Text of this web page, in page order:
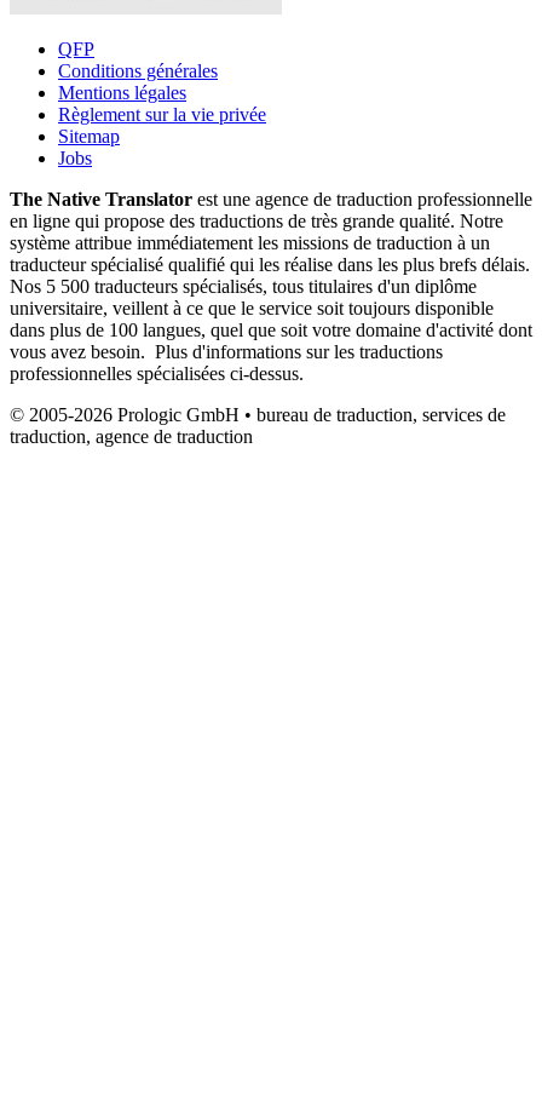
QFP
Conditions générales
Mentions légales
Règlement sur la vie privée
Sitemap
Jobs
The Native Translator est une agence de traduction professionnelle
en ligne qui propose des traductions de très grande qualité. Notre
système attribue immédiatement les missions de traduction à un
traducteur spécialisé qualifié qui les réalise dans les plus brefs délais.
Nos 5 500 traducteurs spécialisés, tous titulaires d'un diplôme
universitaire, veillent à ce que le service soit toujours disponible
dans plus de 100 langues, quel que soit votre domaine d'activité dont
vous avez besoin. Plus d'informations sur les traductions
professionnelles spécialisées ci-dessus.
© 2005-2026 Prologic GmbH • bureau de traduction, services de
traduction, agence de traduction